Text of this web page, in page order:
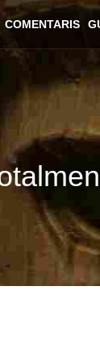
COMENTARIS